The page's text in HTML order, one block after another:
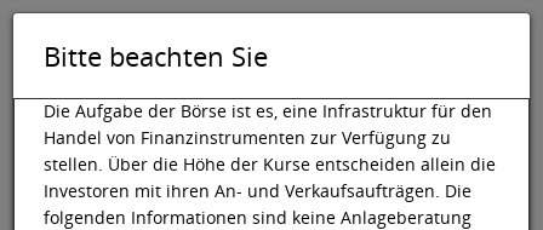
Toggle
Wiener Börse Marktdaten Aktien & Sonstige Preisdaten
Bitte beachten Sie
Die Aufgabe der Börse ist es, eine Infrastruktur für den
Handel von Finanzinstrumenten zur Verfügung zu
stellen. Über die Höhe der Kurse entscheiden allein die
Investoren mit ihren An- und Verkaufsaufträgen. Die
folgenden Informationen sind keine Anlageberatung